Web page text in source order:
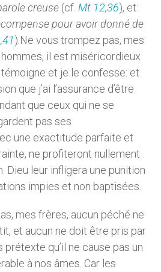
creuse (cf. Mt 12,36), et:
pour avoir donné de
).Ne vous trompez pas, mes
il est miséricordieux
témoigne et je le confesse: et
que j’ai l’assurance d’être
que ceux qui ne se
pas ses
une exactitude parfaite et
ne profiteront nullement
Dieu leur infligera une punition
impies et non baptisées.
mes frères, aucun péché ne
et aucun ne doit être pris par
prétexte qu’il ne cause pas un
à nos âmes. Car les